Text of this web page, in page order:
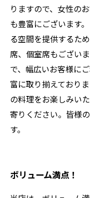
りますので、女性の
も豊富にございます
る空間を提供するた
席、個室席もござい
で、幅広いお客様に
富に取り揃えており
の料理をお楽しみい
寄りください。皆様
す。
ボリューム満点！